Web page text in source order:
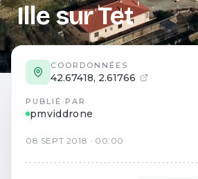
Ille sur Tet
COORDONNÉES
42.67418, 2.61766
PUBLIÉ PAR
pmviddrone
08 SEPT 2018 · 00:00